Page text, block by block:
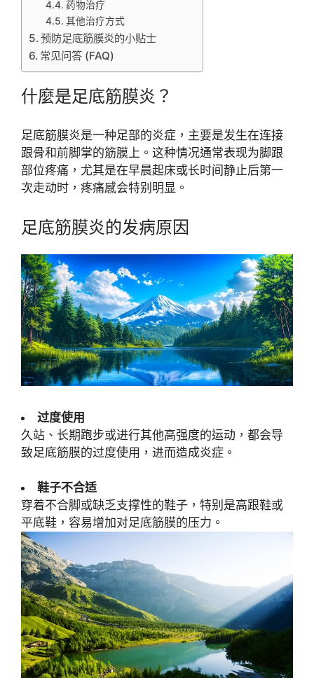
药物治疗
其他治疗方式
预防足底筋膜炎的小贴士
常见问答 (FAQ)
什麼是足底筋膜炎？
足底筋膜炎是一种足部的炎症，主要是发生在连接
跟骨和前脚掌的筋膜上。这种情况通常表现为脚跟
部位疼痛，尤其是在早晨起床或长时间静止后第一
次走动时，疼痛感会特别明显。
足底筋膜炎的发病原因
过度使用
久站、长期跑步或进行其他高强度的运动，都会导
致足底筋膜的过度使用，进而造成炎症。
鞋子不合适
穿着不合脚或缺乏支撑性的鞋子，特别是高跟鞋或
平底鞋，容易增加对足底筋膜的压力。